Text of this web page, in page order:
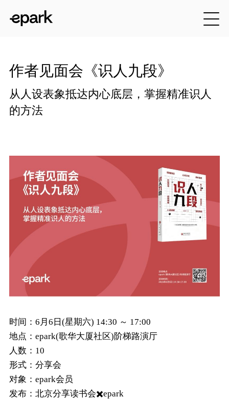
作者见面会《识人九段》
从人设表象抵达内心底层，掌握精准识人
的方法
时间： 6月6日(星期六) 14:30 ～ 17:00
地点： epark(歌华大厦社区)阶梯路演厅
人数： 10
形式： 分享会
对象： epark会员
发布： 北京分享读书会✖️epark